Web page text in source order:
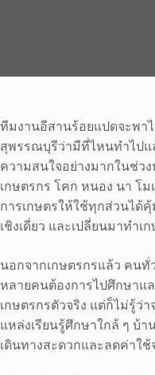
ทีมงานอีสานร้อยแปดจะพา
สุพรรณบุรีว่ามีที่ไหนทำไปแ
ความสนใจอย่างมากในช่ว
เกษตรกร โคก หนอง นา โ
การเกษตรให้ใช้ทุกส่วนได้
เชิงเดี่ยว และเปลี่ยนมาทำ
นอกจากเกษตรกรแล้ว คนทั่
หลายคนต้องการไปศึกษาแ
เกษตรกรตัวจริง แต่ก็ไม่รู้ว่
แหล่งเรียนรู้ศึกษาใกล้ ๆ บ้า
เดินทางสะดวกและลดค่าใช้